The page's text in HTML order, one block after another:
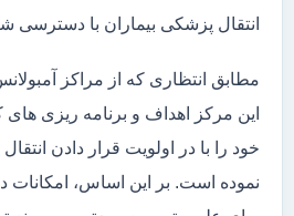
انتقال پزشکی بیماران با دسترسی
مطابق انتظاری که از مراکز
این مرکز اهداف و برنامه ریزی
خود را با در اولویت قرار دادن
نموده است. بر این اساس، امکانات